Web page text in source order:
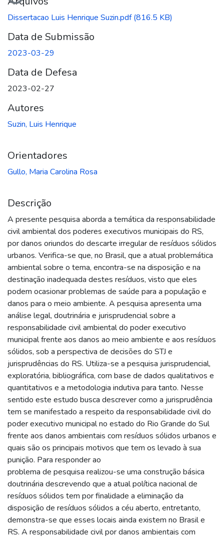
Dissertacao Luis Henrique Suzin.pdf(816.5 KB)
Data de Submissão
2023-03-29
Data de Defesa
2023-02-27
Autores
Suzin, Luis Henrique
Orientadores
Gullo, Maria Carolina Rosa
Descrição
A presente pesquisa aborda a temática da responsabilidade
civil ambiental dos poderes executivos municipais do RS,
por danos oriundos do descarte irregular de resíduos sólidos
urbanos. Verifica-se que, no Brasil, que a atual problemática
ambiental sobre o tema, encontra-se na disposição e na
destinação inadequada destes resíduos, visto que eles
podem ocasionar problemas de saúde para a população e
danos para o meio ambiente. A pesquisa apresenta uma
análise legal, doutrinária e jurisprudencial sobre a
responsabilidade civil ambiental do poder executivo
municipal frente aos danos ao meio ambiente e aos resíduos
sólidos, sob a perspectiva de decisões do STJ e
jurisprudências do RS. Utiliza-se a pesquisa jurisprudencial,
exploratória, bibliográfica, com base de dados qualitativos e
quantitativos e a metodologia indutiva para tanto. Nesse
sentido este estudo busca descrever como a jurisprudência
tem se manifestado a respeito da responsabilidade civil do
poder executivo municipal no estado do Rio Grande do Sul
frente aos danos ambientais com resíduos sólidos urbanos e
quais são os principais motivos que tem os levado à sua
punição. Para responder ao
problema de pesquisa realizou-se uma construção básica
doutrinária descrevendo que a atual política nacional de
resíduos sólidos tem por finalidade a eliminação da
disposição de resíduos sólidos a céu aberto, entretanto,
demonstra-se que esses locais ainda existem no Brasil e
RS. A responsabilidade civil por danos ambientais com